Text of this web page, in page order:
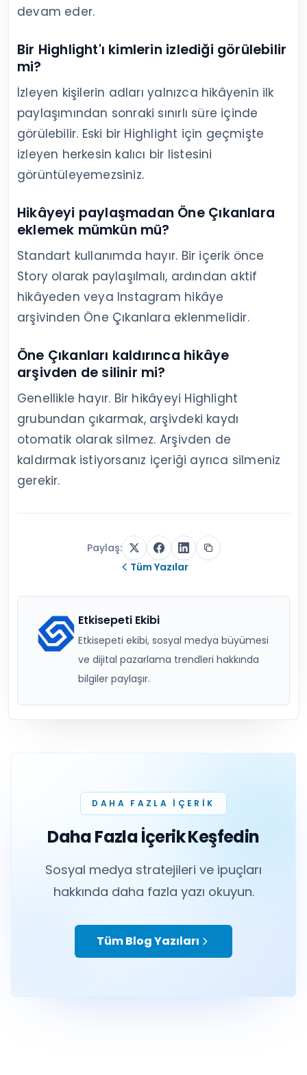
devam eder.
Bir Highlight'ı kimlerin izlediği görülebilir
mi?
İzleyen kişilerin adları yalnızca hikâyenin ilk
paylaşımından sonraki sınırlı süre içinde
görülebilir. Eski bir Highlight için geçmişte
izleyen herkesin kalıcı bir listesini
görüntüleyemezsiniz.
Hikâyeyi paylaşmadan Öne Çıkanlara
eklemek mümkün mü?
Standart kullanımda hayır. Bir içerik önce
Story olarak paylaşılmalı, ardından aktif
hikâyeden veya Instagram hikâye
arşivinden Öne Çıkanlara eklenmelidir.
Öne Çıkanları kaldırınca hikâye
arşivden de silinir mi?
Genellikle hayır. Bir hikâyeyi Highlight
grubundan çıkarmak, arşivdeki kaydı
otomatik olarak silmez. Arşivden de
kaldırmak istiyorsanız içeriği ayrıca silmeniz
gerekir.
Paylaş:
Tüm Yazılar
Etkisepeti Ekibi
Etkisepeti ekibi, sosyal medya büyümesi
ve dijital pazarlama trendleri hakkında
bilgiler paylaşır.
DAHA FAZLA IÇERIK
Daha Fazla İçerik Keşfedin
Sosyal medya stratejileri ve ipuçları
hakkında daha fazla yazı okuyun.
Tüm Blog Yazıları